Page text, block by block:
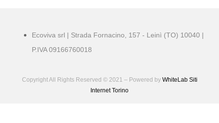
Ecoviva srl | Strada Fornacino, 157 - Leinì (TO) 10040 |
P.IVA 09166760018
Copyright All Rights Reserved © 2021 – Powered by WhiteLab Siti
Internet Torino